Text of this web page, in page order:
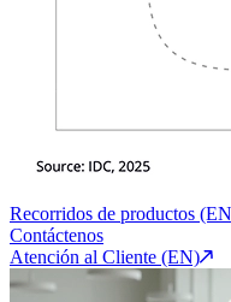
Recorridos de productos
Contáctenos
Atención al Cliente (EN)